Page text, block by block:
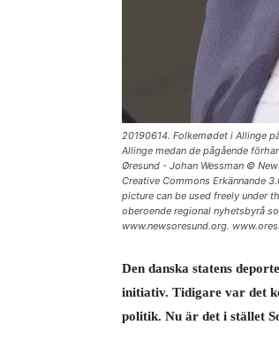
20190614. Folkemødet i Allinge
Allinge medan de pågående
Øresund - Johan Wessman ©
Creative Commons Erkännande
picture can be used freely under
oberoende regional nyhetsbyrå
www.newsoresund.org.
Den danska statens
initiativ. Tidigare var det
politik. Nu är det i stället